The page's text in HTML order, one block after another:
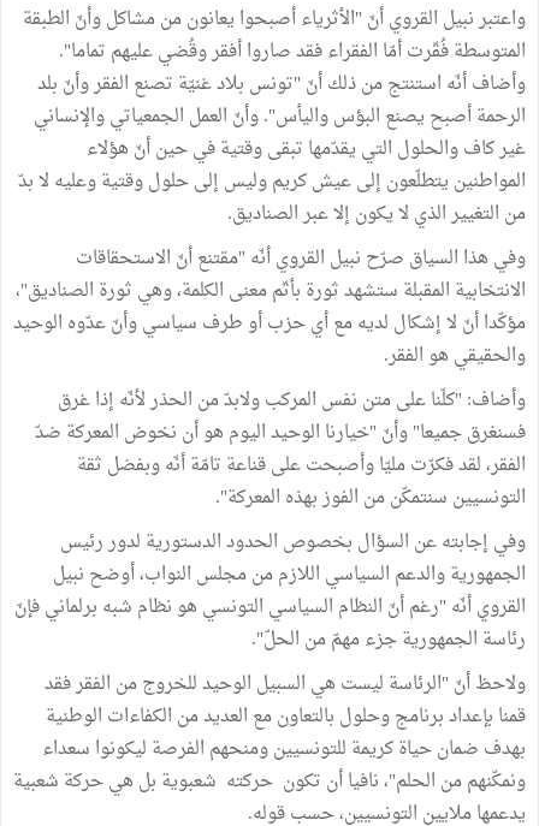
واعتبر نبيل القروي أنّ "الأثرياء أصبحوا يعانون من مشاكل وأنّ الطبقة
المتوسطة فُقّرت أمّا الفقراء فقد صاروا أفقر وقُضي عليهم تماما".
وأضاف أنّه استنتج من ذلك أنّ "تونس بلاد غنيّة تصنع الفقر وأنّ بلد
الرحمة أصبح يصنع البؤس واليأس". وأنّ العمل الجمعياتي والإنساني
غير كاف والحلول التي يقدّمها تبقى وقتية في حين أنّ هؤلاء
المواطنين يتطلّعون إلى عيش كريم وليس إلى حلول وقتية وعليه لا بدّ
من التغيير الذي لا يكون إلا عبر الصناديق.
وفي هذا السياق صرّح نبيل القروي أنّه "مقتنع أنّ الاستحقاقات
الانتخابية المقبلة ستشهد ثورة بأتّم معنى الكلمة، وهي ثورة الصناديق"،
مؤكّدا أنّ لا إشكال لديه مع أي حزب أو طرف سياسي وأنّ عدّوه الوحيد
والحقيقي هو الفقر.
وأضاف: "كلّنا على متن نفس المركب ولابدّ من الحذر لأنّه إذا غرق
فسنغرق جميعا" وأنّ "خيارنا الوحيد اليوم هو أن نخوض المعركة ضدّ
الفقر، لقد فكرّت مليّا وأصبحت على قناعة تامّة أنّه وبفضل ثقة
التونسيين سنتمكّن من الفوز بهذه المعركة".
وفي إجابته عن السؤال بخصوص الحدود الدستورية لدور رئيس
الجمهورية والدعم السياسي اللازم من مجلس النواب، أوضح نبيل
القروي أنّه "رغم أنّ النظام السياسي التونسي هو نظام شبه برلماني فإنّ
رئاسة الجمهورية جزء مهمّ من الحلّ".
ولاحظ أنّ "الرئاسة ليست هي السبيل الوحيد للخروج من الفقر فقد
قمنا بإعداد برنامج وحلول بالتعاون مع العديد من الكفاءات الوطنية
بهدف ضمان حياة كريمة للتونسيين ومنحهم الفرصة ليكونوا سعداء
ونمكّنهم من الحلم"، نافيا أن تكون حركته شعبوية بل هي حركة شعبية
يدعمها ملايين التونسيين، حسب قوله.